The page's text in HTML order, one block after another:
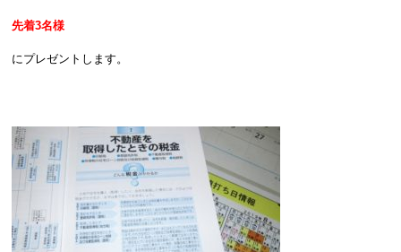
先着3名様
にプレゼントします。